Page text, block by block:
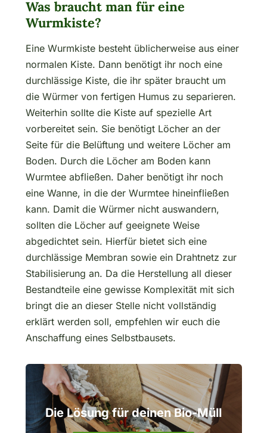
Was braucht man für eine
Wurmkiste?
Eine Wurmkiste besteht üblicherweise aus einer
normalen Kiste. Dann benötigt ihr noch eine
durchlässige Kiste, die ihr später braucht um
die Würmer von fertigen Humus zu separieren.
Weiterhin sollte die Kiste auf spezielle Art
vorbereitet sein. Sie benötigt Löcher an der
Seite für die Belüftung und weitere Löcher am
Boden. Durch die Löcher am Boden kann
Wurmtee abfließen. Daher benötigt ihr noch
eine Wanne, in die der Wurmtee hineinfließen
kann. Damit die Würmer nicht auswandern,
sollten die Löcher auf geeignete Weise
abgedichtet sein. Hierfür bietet sich eine
durchlässige Membran sowie ein Drahtnetz zur
Stabilisierung an. Da die Herstellung all dieser
Bestandteile eine gewisse Komplexität mit sich
bringt die an dieser Stelle nicht vollständig
erklärt werden soll, empfehlen wir euch die
Anschaffung eines Selbstbausets.
Die Lösung fürdeinen Bio-Müll